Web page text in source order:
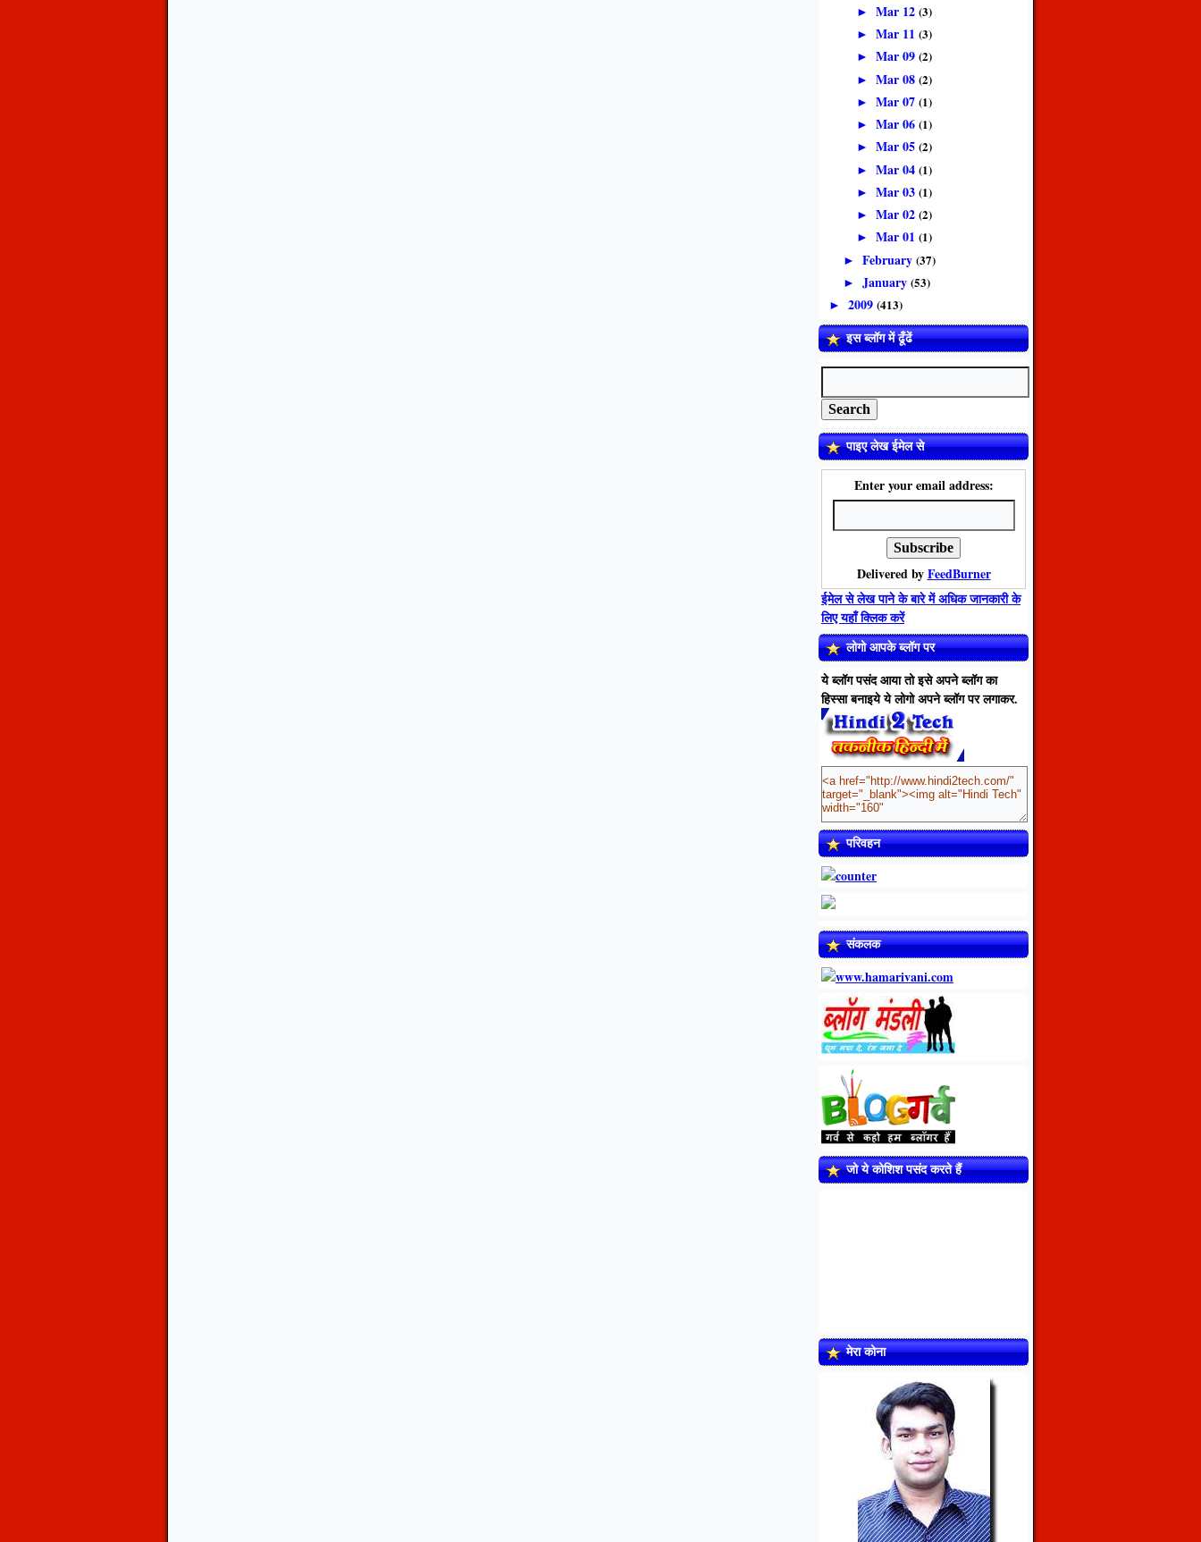
►Mar 12(3)
►Mar 11(3)
►Mar 09(2)
►Mar 08(2)
►Mar 07(1)
►Mar 06(1)
►Mar 05(2)
►Mar 04(1)
►Mar 03(1)
►Mar 02(2)
►Mar 01(1)
► February (37)
► January (53)
► 2009 (413)
इस ब्लॉग में ढूँढें
पाइए लेख ईमेल से
Enter your email address:
Delivered byFeedBurner
ईमेल से लेख पाने के बारे में अधिक जानकारी के
लिए यहाँ क्लिक करें
लोगो आपके ब्लॉग पर
ये ब्लॉग पसंद आया तो इसे अपने ब्लॉग का
हिस्सा बनाइये ये लोगो अपने ब्लॉग पर लगाकर.
परिवहन
संकलक
जो ये कोशिश पसंद करते हैं
मेरा कोना